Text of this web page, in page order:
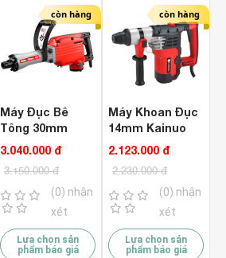
còn hàng
Máy Đục Bê
Tông 30mm
Kaizen KZ-
3.040.000 đ
3.150.000 đ
(0) nhận
xét
Lựa chọn sản
phẩm báo giá
còn hàng
Máy Khoan Đục
14mm Kainuo
8289 Hammer
2.123.000 đ
2.230.000 đ
(0) nhận
xét
Lựa chọn sản
phẩm báo giá